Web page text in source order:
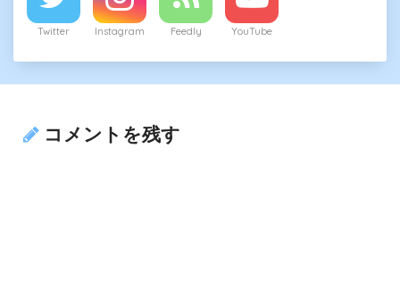
Twitter Instagram Feedly YouTube
コメントを残す